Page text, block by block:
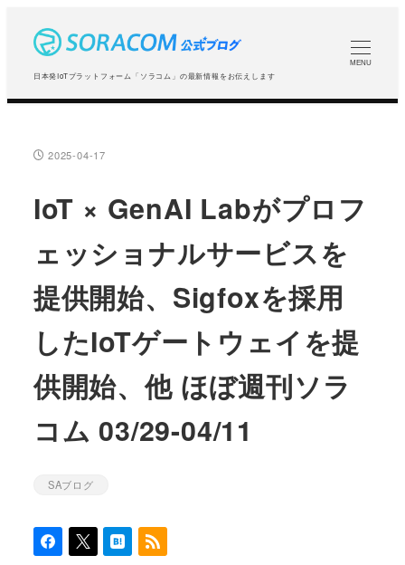
コ
日本発IoTプラットフォーム「ソラコム」の最新情報をお伝えします
MENU
投稿日
2025-04-17
IoT × GenAI Labがプロフ
ェッショナルサービスを
提供開始、Sigfoxを採用
したIoTゲートウェイを提
供開始、他 ほぼ週刊ソラ
コム 03/29-04/11
カテゴリー
SAブログ